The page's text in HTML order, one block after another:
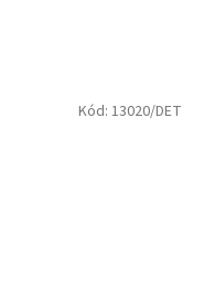
Kód: 13020/DET